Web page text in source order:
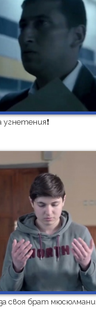
угнетения❗
своя брат